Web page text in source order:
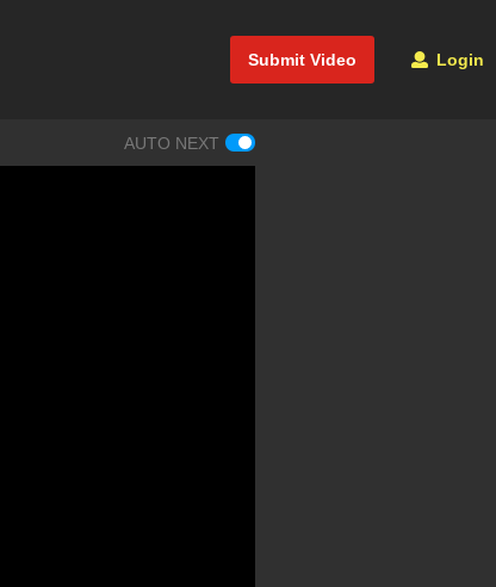
Submit Video Login
AUTO NEXT